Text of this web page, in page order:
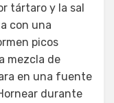
tártaro y la sal
con una
picos
mezcla de
en una fuente
durante